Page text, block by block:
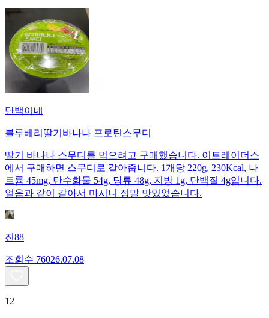
단백이네
블루베리딸기바나나 프로틴스무디
딸기 바나나 스무디를 먹으려고 구매했습니다. 이트레이더스
에서 구매하면 스무디로 갈아줍니다. 1개당 220g, 230Kcal, 나
트륨 45mg, 탄수화물 54g, 당류 48g, 지방 1g, 단백질 4g입니다.
얼음과 같이 갈아서 마시니 정말 맛있었습니다.
진88
조회수 76026.07.08
12